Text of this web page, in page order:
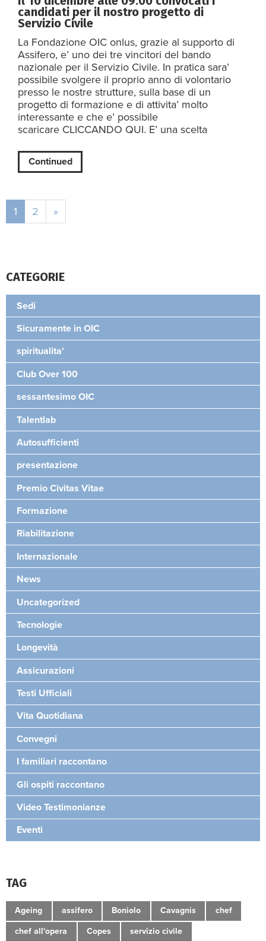
candidati per il nostro progetto di
Servizio Civile
La Fondazione OIC onlus, grazie al supporto di
Assifero, e’ uno dei tre vincitori del bando
nazionale per il Servizio Civile. In pratica sara’
possibile svolgere il proprio anno di volontario
presso le nostre strutture, sulla base di un
progetto di formazione e di attivita’ molto
interessante e che e’ possibile
scaricare CLICCANDO QUI. E’ una scelta
Continued
1 2 »
CATEGORIE
Sedi
Sicuramente in OIC
spiritualita'
Club Over 100
sessantesimo OIC
Talentlab
Autosufficienti
presentazione
Premio Civitas Vitae
Formazione
Riabilitazione
Internazionale
News
Uncategorized
Tecnologie
Longevità
Assicurazioni
Testi Ufficiali
Vita Quotidiana
Convegni
I familiari raccontano
Gli ospiti raccontano
Video Testimonianze
Eventi
TAG
Ageing assifero Boniolo Cavagnis chef
chef all'opera Copes servizio civile